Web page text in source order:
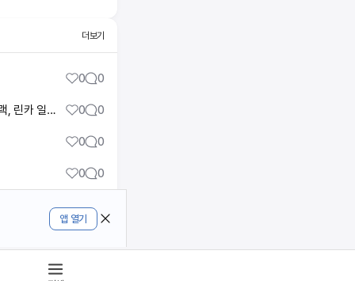
앱 열기
더보기
0 0
📢일본 구매대행 전문가 '린카'님과의 밀착 인터뷰 공개! feat. 쿠팡 정책변경, 자사몰 운영 꿀팁! + 투트랙, 린카 일상 TMI까지 대공개! 0 0
0 0
0 0
0